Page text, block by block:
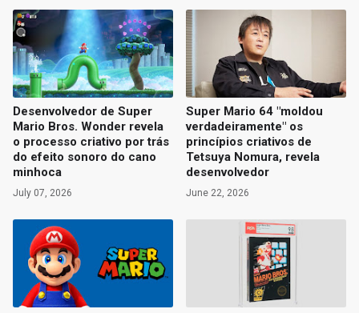
Desenvolvedor de Super
Mario Bros. Wonder revela
o processo criativo por trás
do efeito sonoro do cano
minhoca
July 07, 2026
Super Mario 64 "moldou
verdadeiramente" os
princípios criativos de
Tetsuya Nomura, revela
desenvolvedor
June 22, 2026